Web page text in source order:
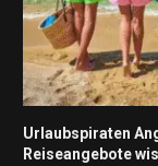
Urlaubspiraten
Reiseangebote